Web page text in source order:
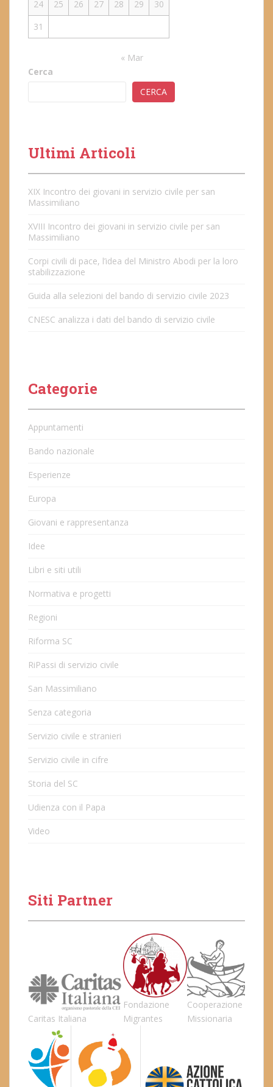
24 25 26 27 28 29
30
31
« Mar
Cerca
CERCA
Ultimi Articoli
XIX Incontro dei giovani in servizio civile per san
Massimiliano
XVIII Incontro dei giovani in servizio civile per san
Massimiliano
Corpi civili di pace, l’idea del Ministro Abodi per la loro
stabilizzazione
Guida alla selezioni del bando di servizio civile 2023
CNESC analizza i dati del bando di servizio civile
Categorie
Appuntamenti
Bando nazionale
Esperienze
Europa
Giovani e rappresentanza
Idee
Libri e siti utili
Normativa e progetti
Regioni
Riforma SC
RiPassi di servizio civile
San Massimiliano
Senza categoria
Servizio civile e stranieri
Servizio civile in cifre
Storia del SC
Udienza con il Papa
Video
Siti Partner
Caritas Italiana
Fondazione
Migrantes
Cooperazione
Missionaria